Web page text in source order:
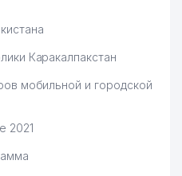
Каракалпакстан
мобильной и городской
2021